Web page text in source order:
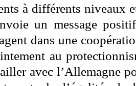
à différents niveaux
un message
dans une
au
avec l’Allemagne